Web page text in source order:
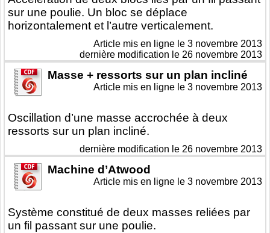
sur une poulie. Un bloc se déplace
horizontalement et l’autre verticalement.
Article mis en ligne le 3 novembre 2013
dernière modification le 26 novembre 2013
Masse + ressorts sur un plan incliné
Oscillation d’une masse accrochée à deux
ressorts sur un plan incliné.
Article mis en ligne le 3 novembre 2013
dernière modification le 26 novembre 2013
Machine d’Atwood
Système constitué de deux masses reliées par
un fil passant sur une poulie.
Article mis en ligne le 3 novembre 2013